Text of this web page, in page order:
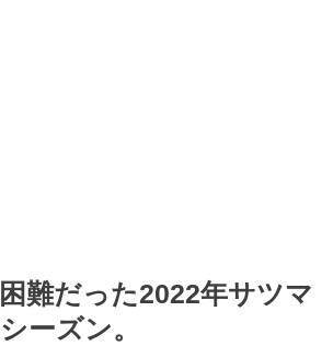
難だった2022年サツマ
ーズン。